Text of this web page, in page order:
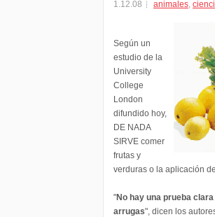
1.12.08 animales,
Según un
estudio de la
University
College
London
difundido hoy,
DE NADA
SIRVE comer
frutas y
verduras o la aplicación
"No hay una prueba clara
arrugas", dicen los